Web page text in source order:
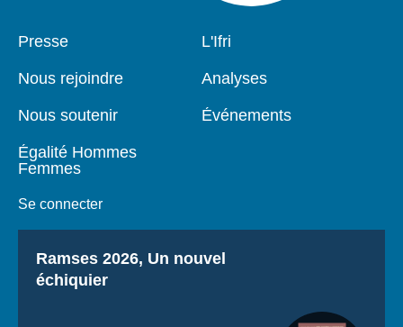
Pied
Presse
Nous rejoindre
Nous soutenir
Égalité Hommes
Femmes
Se connecter
Navigation
L'Ifri
Analyses
Événements
Titre
Ramses 2026, Un nouvel
échiquier